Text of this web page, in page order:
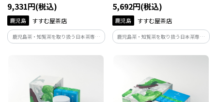
9,331円(税込)
鹿児島 すすむ屋茶店
鹿児島茶・知覧茶を取り扱う日本茶専門
店〈すすむ屋茶店〉が提案するギフトセ
ット「お茶とお菓子がセットに TEA
5,692円(税込)
鹿児島 すすむ屋茶店
鹿児島茶・知覧茶を取り扱う日本茶専門
店〈すすむ屋茶店〉が提案するギフトセ
ット「お茶とお菓子がセットに TEA